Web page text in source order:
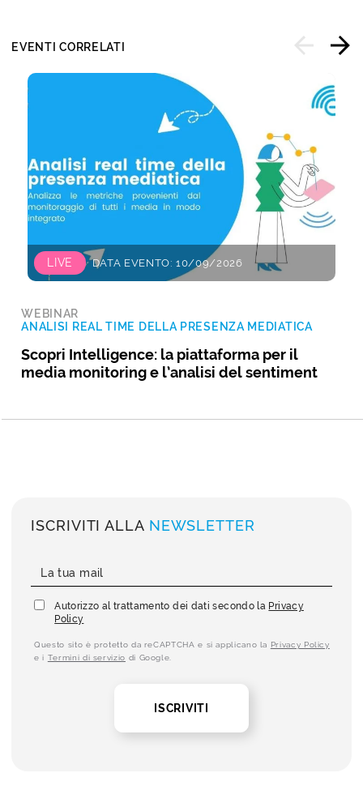
EVENTI CORRELATI
LIVE DATA EVENTO: 10/09/2026
WEBINAR
ANALISI REAL TIME DELLA PRESENZA MEDIATICA
Scopri Intelligence: la piattaforma per il
media monitoring e l’analisi del sentiment
ISCRIVITI ALLA NEWSLETTER
Autorizzo al trattamento dei dati secondo la Privacy
Policy
Questo sito è protetto da reCAPTCHA e si applicano la Privacy Policy
e i Termini di servizio di Google.
ISCRIVITI